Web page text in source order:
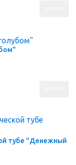
тубе "Денежный